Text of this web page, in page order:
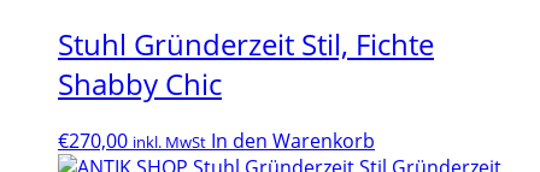
Stuhl Gründerzeit Stil, Fichte
Shabby Chic
€270,00 inkl. MwSt In den Warenkorb